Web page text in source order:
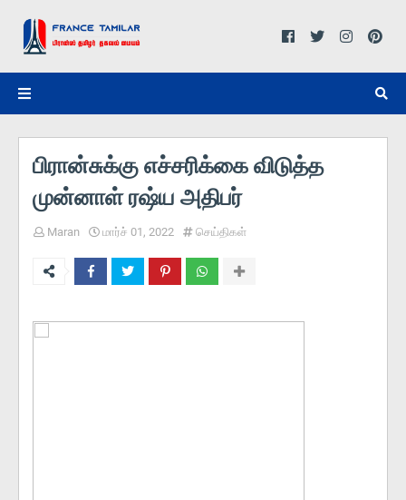
பிரான்சுக்கு எச்சரிக்கை விடுத்த
முன்னாள் ரஷ்ய அதிபர்
Maran மார்ச் 01, 2022 செய்திகள்